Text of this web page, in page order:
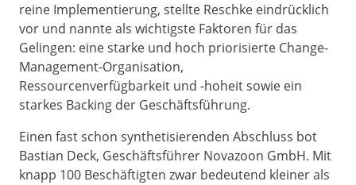
reine Implementierung, stellte Reschke eindrücklich
vor und nannte als wichtigste Faktoren für das
Gelingen: eine starke und hoch priorisierte Change-
Management-Organisation,
Ressourcenverfügbarkeit und -hoheit sowie ein
starkes Backing der Geschäftsführung.
Einen fast schon synthetisierenden Abschluss bot
Bastian Deck, Geschäftsführer Novazoon GmbH. Mit
knapp 100 Beschäftigten zwar bedeutend kleiner als